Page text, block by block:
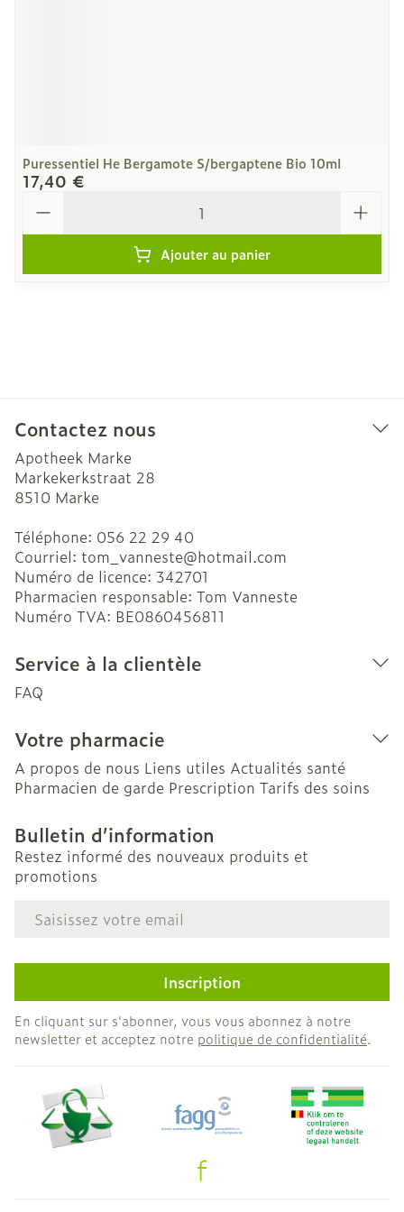
Puressentiel He Bergamote S/bergaptene Bio 10ml
17,40 €
Ajouter au panier
Contactez nous
Apotheek Marke
Markekerkstraat 28
8510 Marke
Téléphone: 056 22 29 40
Courriel: tom_vanneste@hotmail.com
Numéro de licence: 342701
Pharmacien responsable: Tom Vanneste
Numéro TVA: BE0860456811
Service à la clientèle
FAQ
Votre pharmacie
A propos de nous Liens utiles Actualités santé
Pharmacien de garde Prescription Tarifs des soins
Bulletin d’information
Restez informé des nouveaux produits et
promotions
Adresse mail
Inscription
En cliquant sur s'abonner, vous vous abonnez à notre
newsletter et acceptez notre politique de confidentialité.